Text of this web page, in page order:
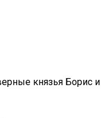
князья Борис и